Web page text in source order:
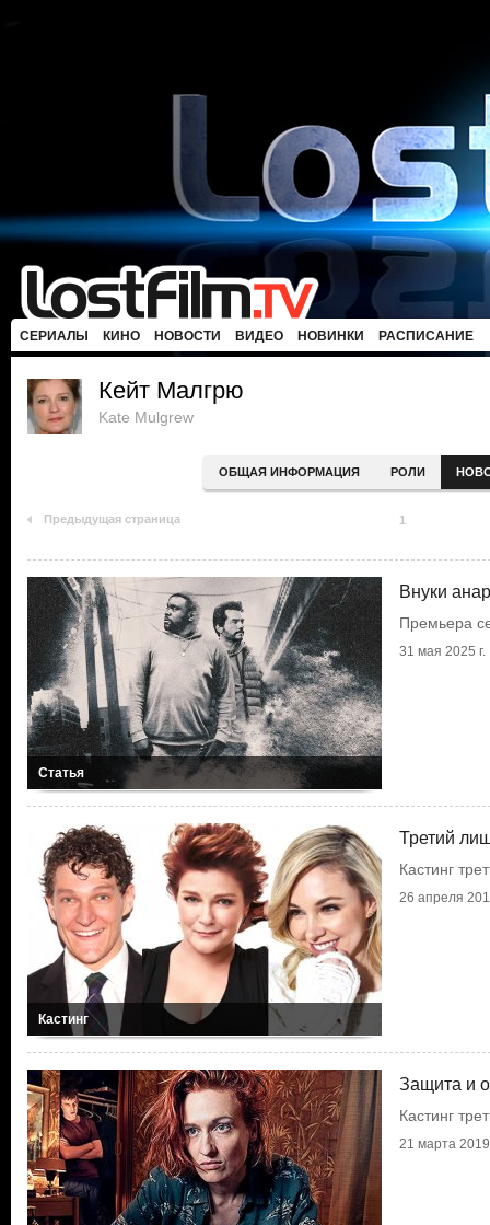
СЕРИАЛЫ КИНО НОВОСТИ ВИДЕО НОВИНКИ РАСПИСАНИЕ
Кейт Малгрю
Kate Mulgrew
ОБЩАЯ ИНФОРМАЦИЯ РОЛИ
Предыдущая страница 1
Статья
Внуки
Премьера
31 мая 2025 г.
Кастинг
Третий
Кастинг
26 апреля
Защита и
Кастинг
21 марта 2019